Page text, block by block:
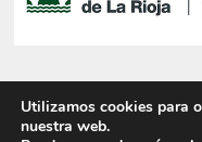
© 2025
Utilizamos cookies para
nuestra web.